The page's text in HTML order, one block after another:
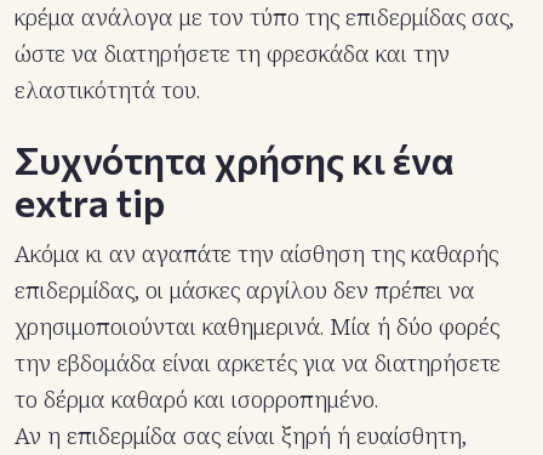
κρέμα ανάλογα με τον τύπο της επιδερμίδας σας,
ώστε να διατηρήσετε τη φρεσκάδα και την
ελαστικότητά του.
Συχνότητα χρήσης κι ένα
extra tip
Ακόμα κι αν αγαπάτε την αίσθηση της καθαρής
επιδερμίδας, οι μάσκες αργίλου δεν πρέπει να
χρησιμοποιούνται καθημερινά. Μία ή δύο φορές
την εβδομάδα είναι αρκετές για να διατηρήσετε
το δέρμα καθαρό και ισορροπημένο.
Αν η επιδερμίδα σας είναι ξηρή ή ευαίσθητη,